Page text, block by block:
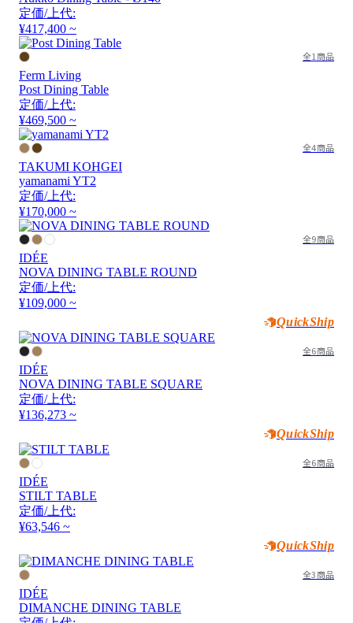
定価/上代:
¥417,400 ~
全1商品
Ferm Living
Post Dining Table
定価/上代:
¥469,500 ~
全4商品
TAKUMI KOHGEI
yamanami YT2
定価/上代:
¥170,000 ~
全9商品
IDÉE
NOVA DINING TABLE ROUND
定価/上代:
¥109,000 ~
QuickShip
全6商品
IDÉE
NOVA DINING TABLE SQUARE
定価/上代:
¥136,273 ~
QuickShip
全6商品
IDÉE
STILT TABLE
定価/上代:
¥63,546 ~
QuickShip
全3商品
IDÉE
DIMANCHE DINING TABLE